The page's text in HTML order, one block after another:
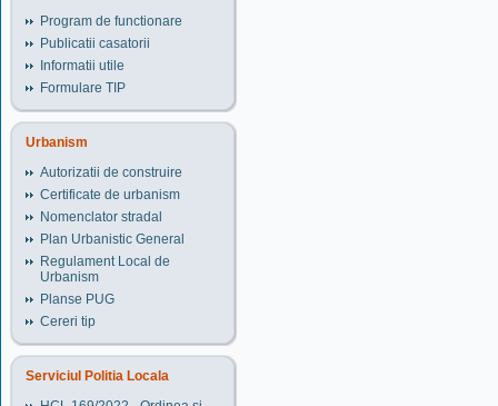
Program de functionare
Publicatii casatorii
Informatii utile
Formulare TIP
Urbanism
Autorizatii de construire
Certificate de urbanism
Nomenclator stradal
Plan Urbanistic General
Regulament Local de
Urbanism
Planse PUG
Cereri tip
Serviciul Politia Locala